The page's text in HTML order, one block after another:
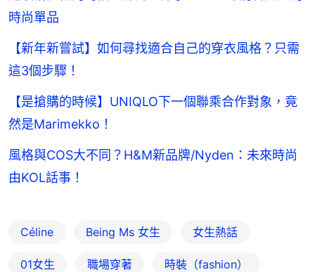
時尚單品
【新年新嘗試】如何尋找適合自己的穿衣風格？只需
這3個步驟！
【是搶購的時候】UNIQLO下一個聯乘合作對象，竟
然是Marimekko！
風格與COS大不同？H&M新品牌/Nyden：未來時尚
由KOL話事！
Céline Being Ms 女生 女生熱話
01女生 職場穿著 時裝（fashion）